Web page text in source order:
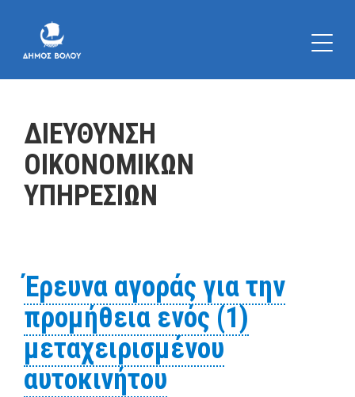
ΔΙΕΥΘΥΝΣΗ
ΟΙΚΟΝΟΜΙΚΩΝ
ΥΠΗΡΕΣΙΩΝ
Έρευνα αγοράς για την
προμήθεια ενός (1)
μεταχειρισμένου
αυτοκινήτου